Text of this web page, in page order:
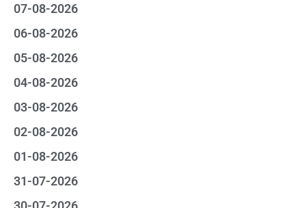
07-08-2026
06-08-2026
05-08-2026
04-08-2026
03-08-2026
02-08-2026
01-08-2026
31-07-2026